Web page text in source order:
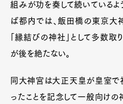
組みが功を奏して続いているよ
ば都内では、飯田橋の東京大
「縁結びの神社」として多数
が後を絶たない。
同大神宮は大正天皇が皇室で
ったことを記念して一般向け